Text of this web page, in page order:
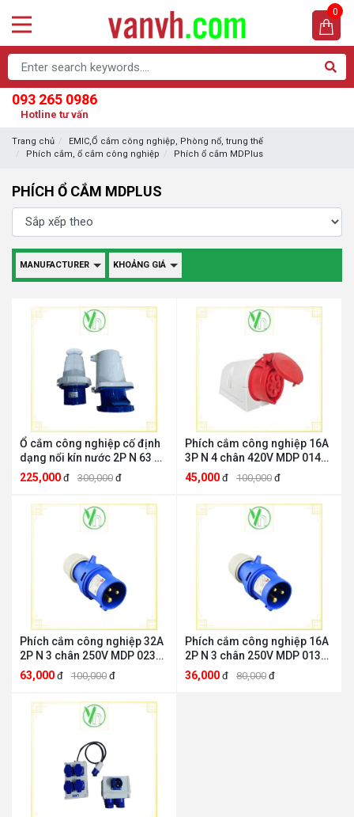
093 265 0986
Hotline tư vấn
0
Trang chủ
EMIC,Ổ cắm công nghiệp, Phòng nổ, trung thế
Phích cắm, ổ cắm công nghiệp
Phích ổ cắm MDPlus
PHÍCH Ổ CẮM MDPLUS
Ổ cắm công nghiệp cố định
dạng nổi kín nước 2P N 63 A
IP 67 PCE IP 67
225,000 đ 300,000 đ
Phích cắm công nghiệp 16A
3P N 4 chân 420V MDP 014
PCE MDP 014
45,000 đ 100,000 đ
Phích cắm công nghiệp 32A
2P N 3 chân 250V MDP 023
PCE MDP 023
63,000 đ 100,000 đ
Phích cắm công nghiệp 16A
2P N 3 chân 250V MDP 013
PCE MDP 013
36,000 đ 80,000 đ
MANUFACTURER KHOẢNG GIÁ